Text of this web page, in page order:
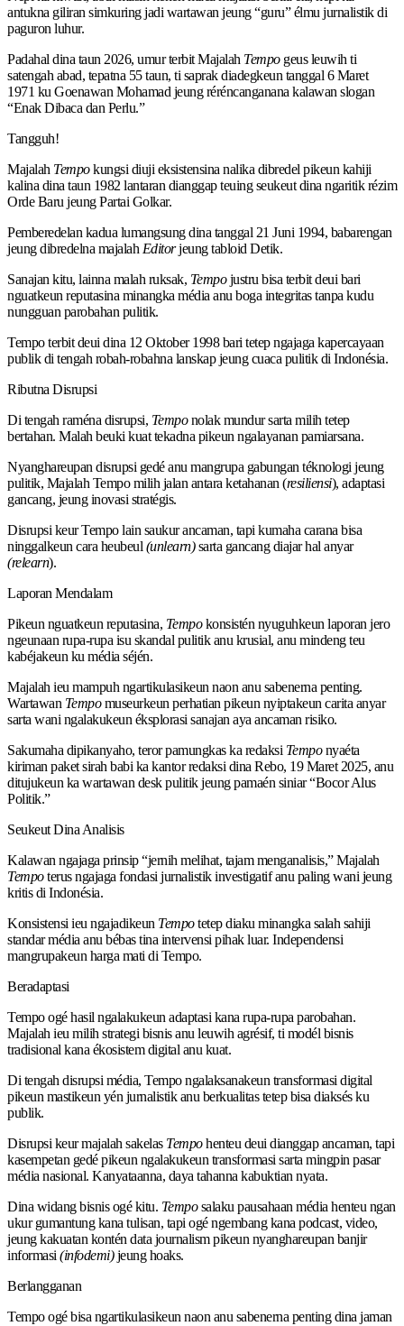
antukna giliran simkuring jadi wartawan jeung “guru” élmu jurnalistik di
paguron luhur.
Padahal dina taun 2026, umur terbit Majalah Tempogeus leuwih ti
satengah abad, tepatna 55 taun, ti saprak diadegkeun tanggal 6 Maret
1971 ku Goenawan Mohamad jeung réréncanganana kalawan slogan
“Enak Dibaca dan Perlu.”
Tangguh!
Majalah Tempokungsi diuji eksistensina nalika dibredel pikeun kahiji
kalina dina taun 1982 lantaran dianggap teuing seukeut dina ngaritik rézim
Orde Baru jeung Partai Golkar.
Pemberedelan kadua lumangsung dina tanggal 21 Juni 1994, babarengan
jeung dibredelna majalah Editorjeung tabloid Detik.
Sanajan kitu, lainna malah ruksak, Tempojustru bisa terbit deui bari
nguatkeun reputasina minangka média anu boga integritas tanpa kudu
nungguan parobahan pulitik.
Tempo terbit deui dina 12 Oktober 1998 bari tetep ngajaga kapercayaan
publik di tengah robah-robahna lanskap jeung cuaca pulitik di Indonésia.
Ributna Disrupsi
Di tengah raména disrupsi, Temponolak mundur sarta milih tetep
bertahan. Malah beuki kuat tekadna pikeun ngalayanan pamiarsana.
Nyanghareupan disrupsi gedé anu mangrupa gabungan téknologi jeung
pulitik, Majalah Tempo milih jalan antara ketahanan (resiliensi), adaptasi
gancang, jeung inovasi stratégis.
Disrupsi keur Tempo lain saukur ancaman, tapi kumaha carana bisa
ninggalkeun cara heubeul (unlearn)sarta gancang diajar hal anyar
(relearn).
Laporan Mendalam
Pikeun nguatkeun reputasina, Tempokonsistén nyuguhkeun laporan jero
ngeunaan rupa-rupa isu skandal pulitik anu krusial, anu mindeng teu
kabéjakeun ku média séjén.
Majalah ieu mampuh ngartikulasikeun naon anu sabenerna penting.
Wartawan Tempomuseurkeun perhatian pikeun nyiptakeun carita anyar
sarta wani ngalakukeun éksplorasi sanajan aya ancaman risiko.
Sakumaha dipikanyaho, teror pamungkas ka redaksi Temponyaéta
kiriman paket sirah babi ka kantor redaksi dina Rebo, 19 Maret 2025, anu
ditujukeun ka wartawan desk pulitik jeung pamaén siniar “Bocor Alus
Politik.”
Seukeut Dina Analisis
Kalawan ngajaga prinsip “jernih melihat, tajam menganalisis,” Majalah
Tempoterus ngajaga fondasi jurnalistik investigatif anu paling wani jeung
kritis di Indonésia.
Konsistensi ieu ngajadikeun Tempotetep diaku minangka salah sahiji
standar média anu bébas tina intervensi pihak luar. Independensi
mangrupakeun harga mati di Tempo.
Beradaptasi
Tempo ogé hasil ngalakukeun adaptasi kana rupa-rupa parobahan.
Majalah ieu milih strategi bisnis anu leuwih agrésif, ti modél bisnis
tradisional kana ékosistem digital anu kuat.
Di tengah disrupsi média, Tempo ngalaksanakeun transformasi digital
pikeun mastikeun yén jurnalistik anu berkualitas tetep bisa diaksés ku
publik.
Disrupsi keur majalah sakelas Tempohenteu deui dianggap ancaman, tapi
kasempetan gedé pikeun ngalakukeun transformasi sarta mingpin pasar
média nasional. Kanyataanna, daya tahanna kabuktian nyata.
Dina widang bisnis ogé kitu. Temposalaku pausahaan média henteu ngan
ukur gumantung kana tulisan, tapi ogé ngembang kana podcast, video,
jeung kakuatan kontén data journalism pikeun nyanghareupan banjir
informasi (infodemi)jeung hoaks.
Berlangganan
Tempo ogé bisa ngartikulasikeun naon anu sabenerna penting dina jaman